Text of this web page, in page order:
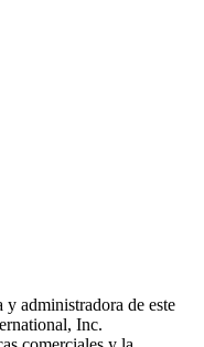
y administradora de este
Inc.